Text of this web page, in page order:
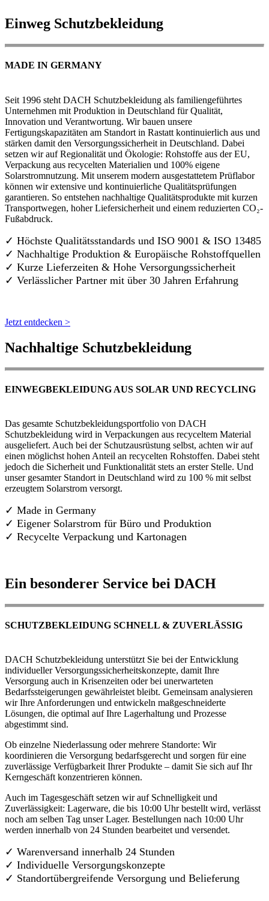
Einweg Schutzbekleidung
MADE IN GERMANY
Seit 1996 steht DACH Schutzbekleidung als familiengeführtes
Unternehmen mit Produktion in Deutschland für Qualität,
Innovation und Verantwortung. Wir bauen unsere
Fertigungskapazitäten am Standort in Rastatt kontinuierlich aus und
stärken damit den Versorgungssicherheit in Deutschland. Dabei
setzen wir auf Regionalität und Ökologie: Rohstoffe aus der EU,
Verpackung aus recycelten Materialien und 100% eigene
Solarstromnutzung. Mit unserem modern ausgestattetem Prüflabor
können wir extensive und kontinuierliche Qualitätsprüfungen
garantieren. So entstehen nachhaltige Qualitätsprodukte mit kurzen
Transportwegen, hoher Liefersicherheit und einem reduzierten CO₂-
Fußabdruck.
✓ Höchste Qualitätsstandards und ISO 9001 & ISO 13485
✓ Nachhaltige Produktion & Europäische Rohstoffquellen
✓ Kurze Lieferzeiten & Hohe Versorgungssicherheit
✓ Verlässlicher Partner mit über 30 Jahren Erfahrung
Jetzt entdecken >
Nachhaltige Schutzbekleidung
EINWEGBEKLEIDUNG AUS SOLAR UND RECYCLING
Das gesamte Schutzbekleidungsportfolio von DACH
Schutzbekleidung wird in Verpackungen aus recyceltem Material
ausgeliefert. Auch bei der Schutzausrüstung selbst, achten wir auf
einen möglichst hohen Anteil an recycelten Rohstoffen. Dabei steht
jedoch die Sicherheit und Funktionalität stets an erster Stelle. Und
unser gesamter Standort in Deutschland wird zu 100 % mit selbst
erzeugtem Solarstrom versorgt.
✓ Made in Germany
✓ Eigener Solarstrom für Büro und Produktion
✓ Recycelte Verpackung und Kartonagen
Ein besonderer Service bei DACH
SCHUTZBEKLEIDUNG SCHNELL & ZUVERLÄSSIG
DACH Schutzbekleidung unterstützt Sie bei der Entwicklung
individueller Versorgungssicherheitskonzepte, damit Ihre
Versorgung auch in Krisenzeiten oder bei unerwarteten
Bedarfssteigerungen gewährleistet bleibt. Gemeinsam analysieren
wir Ihre Anforderungen und entwickeln maßgeschneiderte
Lösungen, die optimal auf Ihre Lagerhaltung und Prozesse
abgestimmt sind.
Ob einzelne Niederlassung oder mehrere Standorte: Wir
koordinieren die Versorgung bedarfsgerecht und sorgen für eine
zuverlässige Verfügbarkeit Ihrer Produkte – damit Sie sich auf Ihr
Kerngeschäft konzentrieren können.
Auch im Tagesgeschäft setzen wir auf Schnelligkeit und
Zuverlässigkeit: Lagerware, die bis 10:00 Uhr bestellt wird, verlässt
noch am selben Tag unser Lager. Bestellungen nach 10:00 Uhr
werden innerhalb von 24 Stunden bearbeitet und versendet.
✓ Warenversand innerhalb 24 Stunden
✓ Individuelle Versorgungskonzepte
✓ Standortübergreifende Versorgung und Belieferung